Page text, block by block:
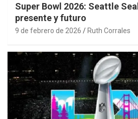
Super Bowl 2026: Seattle
presente y futuro
9 de febrero de 2026 Ruth Corrales